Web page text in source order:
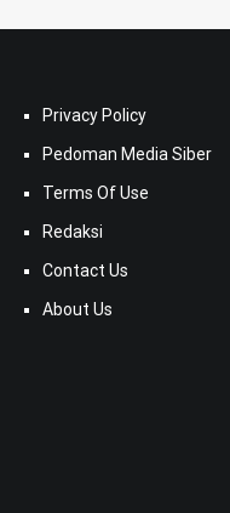
Privacy Policy
Pedoman Media Siber
Terms Of Use
Redaksi
Contact Us
About Us